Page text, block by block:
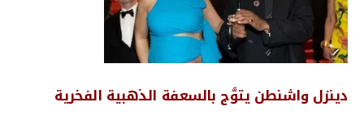
دينزل واشنطن يتوَّج بالسعفة الذهبية الفخرية